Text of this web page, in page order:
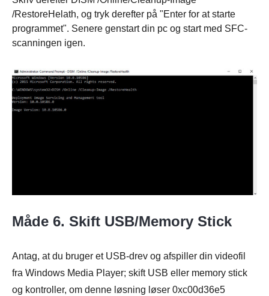
/RestoreHelath, og tryk derefter på "Enter for at starte
programmet". Senere genstart din pc og start med SFC-
scanningen igen.
Måde 6. Skift USB/Memory Stick
Antag, at du bruger et USB-drev og afspiller din videofil
fra Windows Media Player; skift USB eller memory stick
og kontroller, om denne løsning løser 0xc00d36e5